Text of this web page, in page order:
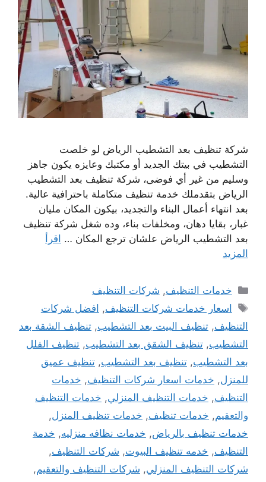
شركة تنظيف بعد التشطيب الرياض لو خلصت
التشطيب في بيتك الجديد أو مكتبك وعايزه يكون جاهز
وسليم من غير أي فوضى، شركة تنظيف بعد التشطيب
الرياض بتقدملك خدمة تنظيف متكاملة باحترافية عالية.
بعد انتهاء أعمال البناء والتجديد، بيكون المكان مليان
غبار، بقايا دهان، ومخلفات بناء، وده شغل شركة تنظيف
بعد التشطيب الرياض علشان ترجع المكان … اقرأ
المزيد
التصنيفات
خدمات التنظيف, شركات التنظيف
الوسوم
اسعار خدمات شركات التنظيف, افضل شركات
التنظيف, تنظيف البيت بعد التشطيب, تنظيف الشقة بعد
التشطيب, تنظيف الشقق بعد التشطيب, تنظيف الفلل
بعد التشطيب, تنظيف بعد التشطيب, تنظيف عميق
للمنزل, خدمات اسعار شركات التنظيف, خدمات
التنظيف, خدمات التنظيف المنزلي, خدمات التنظيف
والتعقيم, خدمات تنظيف, خدمات تنظيف المنزل,
خدمات تنظيف بالرياض, خدمات نظافه منزليه, خدمة
التنظيف, خدمه تنظيف البيوت, شركات التنظيف,
شركات التنظيف المنزلي, شركات التنظيف والتعقيم,